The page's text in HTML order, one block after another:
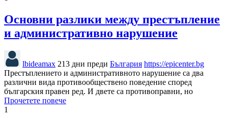
Основни разлики между престъпление
и административно нарушение
lbideamax 213 дни преди България https://epicenter.bg
Престъплението и административното нарушение са два
различни вида противообществено поведение според
българския правен ред. И двете са противоправни, но
Прочетете повече
1